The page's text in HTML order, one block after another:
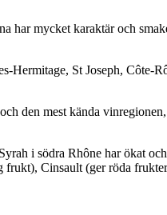
har mycket karaktär och
Hermitage, St Joseph,
den mest kända
i södra Rhône har ökat
Cinsault (ger röda